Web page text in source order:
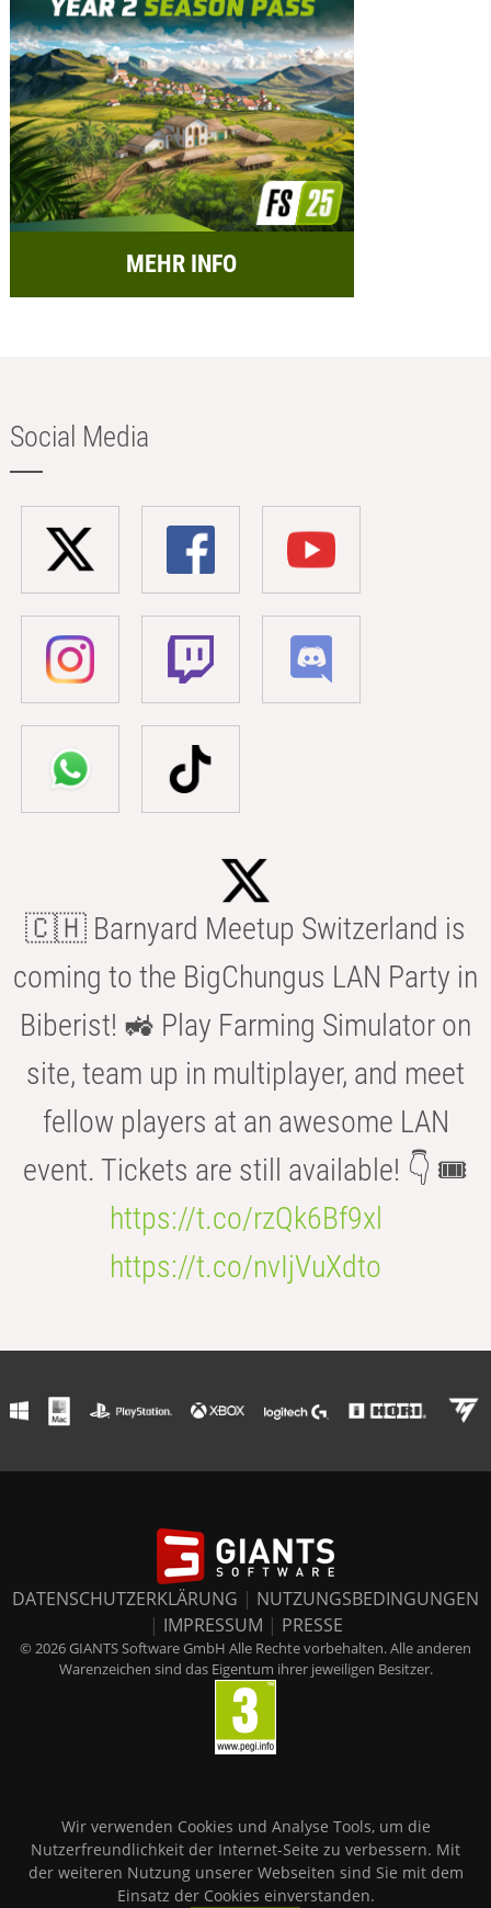
MEHR INFO
Social Media
🇨🇭 Barnyard Meetup Switzerland is
coming to the BigChungus LAN Party in
Biberist! 🚜 Play Farming Simulator on
site, team up in multiplayer, and meet
fellow players at an awesome LAN
event. Tickets are still available! 👇 🎟️
https://t.co/rzQk6Bf9xl
https://t.co/nvIjVuXdto
DATENSCHUTZERKLÄRUNG | NUTZUNGSBEDINGUNGEN
| IMPRESSUM | PRESSE
© 2026 GIANTS Software GmbH Alle Rechte vorbehalten. Alle anderen
Warenzeichen sind das Eigentum ihrer jeweiligen Besitzer.
Wir verwenden Cookies und Analyse Tools, um die
Nutzerfreundlichkeit der Internet-Seite zu verbessern. Mit
der weiteren Nutzung unserer Webseiten sind Sie mit dem
Einsatz der Cookies einverstanden.